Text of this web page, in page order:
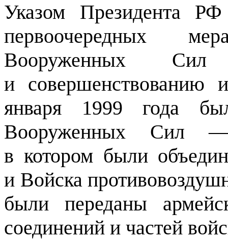
Указом Президента
первоочередных
Вооруженных Сил
и совершенствованию
января 1999 года
Вооруженных Сил —
в котором были
и Войска
были переданы
соединений и частей